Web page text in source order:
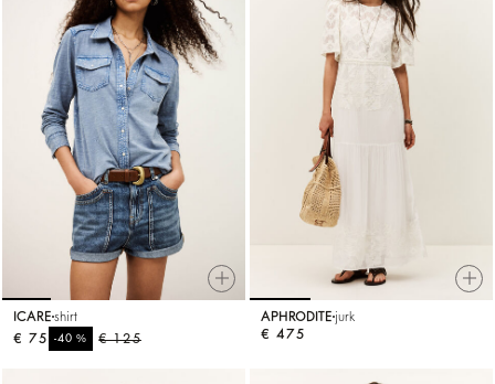
ICARE shirt
€ 125
-40%
€ 75
APHRODITE jurk
€ 475